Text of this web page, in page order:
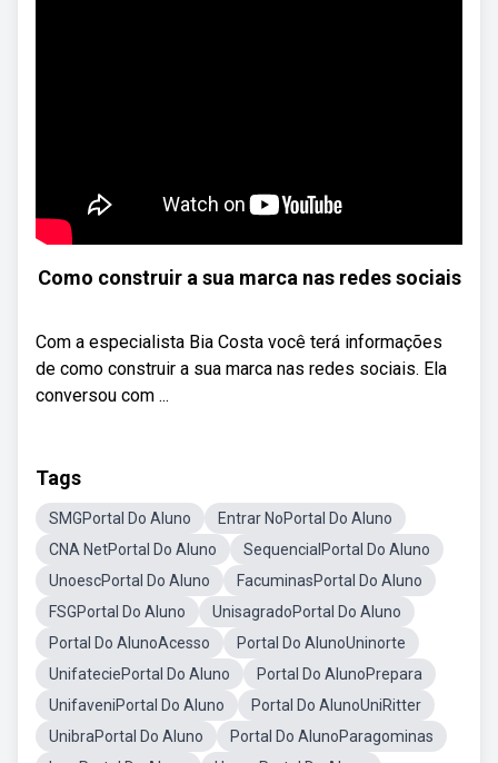
Como construir a sua marca nas redes sociais
Com a especialista Bia Costa você terá informações
de como construir a sua marca nas redes sociais. Ela
conversou com ...
Tags
SMGPortal Do Aluno
Entrar NoPortal Do Aluno
CNA NetPortal Do Aluno
SequencialPortal Do Aluno
UnoescPortal Do Aluno
FacuminasPortal Do Aluno
FSGPortal Do Aluno
UnisagradoPortal Do Aluno
Portal Do AlunoAcesso
Portal Do AlunoUninorte
UnifateciePortal Do Aluno
Portal Do AlunoPrepara
UnifaveniPortal Do Aluno
Portal Do AlunoUniRitter
UnibraPortal Do Aluno
Portal Do AlunoParagominas